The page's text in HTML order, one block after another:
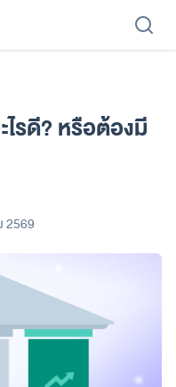
ไรดี? หรือต้องมี
2569